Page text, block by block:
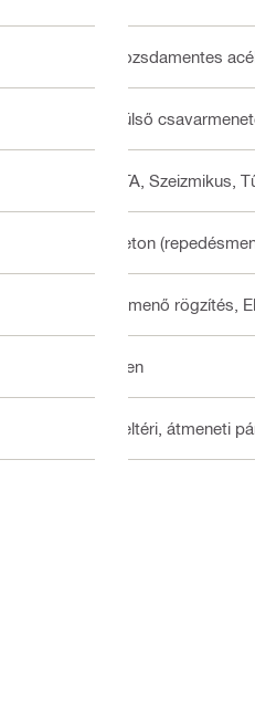
Rozsdamentes
Külső
ETA, Szeizmikus,
Beton
Átmenő rögzítés,
Igen
Beltéri, átmeneti